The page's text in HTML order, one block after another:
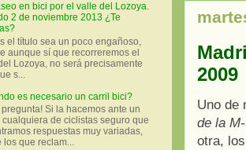
2009
Uno de
de la
otra,
en bici por el valle del Lozoya.
2 de noviembre 2013 ¿Te
el título sea un poco engañoso,
aunque sí que recorreremos el
Lozoya, no será precisamente
s...
es necesario un carril bici?
pregunta! Si la hacemos ante un
cualquiera de ciclistas seguro que
respuestas muy variadas,
los que reclam...